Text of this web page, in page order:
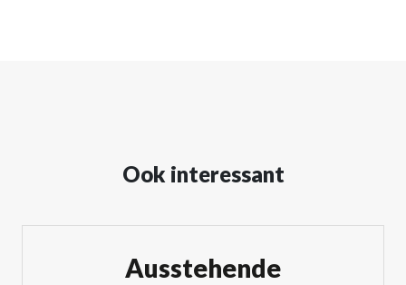
Ook interessant
Ausstehende